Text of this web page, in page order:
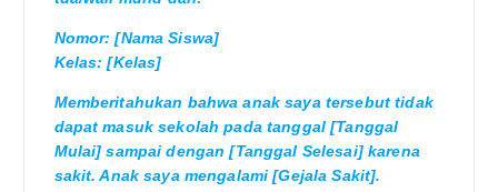
Nomor: [Nama Siswa]
Kelas: [Kelas]
Memberitahukan bahwa anak saya tersebut tidak
dapat masuk sekolah pada tanggal [Tanggal
Mulai] sampai dengan [Tanggal Selesai] karena
sakit. Anak saya mengalami [Gejala Sakit].